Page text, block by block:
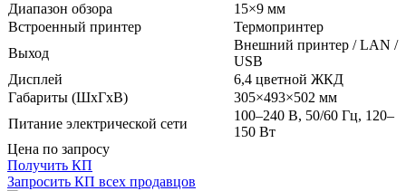
Диапазон обзора
15×9 мм
Встроенный принтер
Термопринтер
Выход
Внешний принтер / LAN /
USB
Дисплей
6,4 цветной ЖКД
Габариты (ШxГxВ)
305×493×502 мм
Питание электрической сети
100–240 В, 50/60 Гц, 120–
150 Вт
Цена по запросу
Получить КП
Запросить КП всех продавцов